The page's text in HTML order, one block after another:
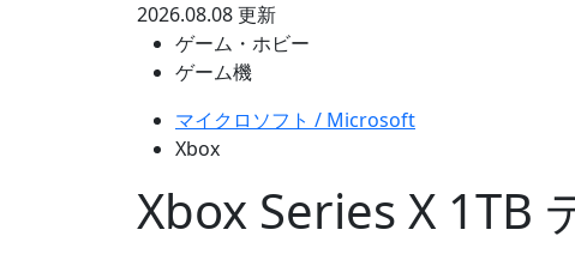
2026.08.08 更新
ゲーム・ホビー
ゲーム機
マイクロソフト / Microsoft
Xbox
Xbox Series X 1TB